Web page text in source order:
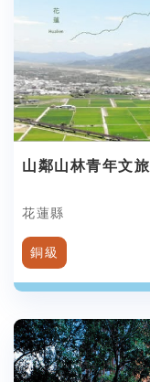
山鄰山林青年文旅
花蓮縣
銅級